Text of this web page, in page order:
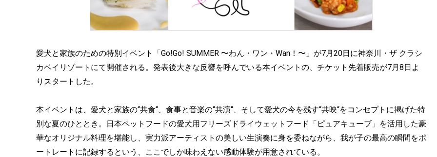
愛犬と家族のための特別イベント「Go!Go! SUMMER 〜わん・ワン・Wan！〜」が7月20日に神奈川・ザ クラシ
カベイリゾートにて開催される。発表後大きな反響を呼んでいる本イベントの、チケット先着販売が7月8日よ
りスタートした。
本イベントは、愛犬と家族の“共食“、食事と音楽の“共演“、そして愛犬の今を残す“共映“をコンセプトに掲げた特
別な夏のひととき。日本ペットフードの愛犬用フリーズドライウェットフード「ピュアキューブ」を活用した豪
華なオリジナル料理を堪能し、実力派アーティストの美しい生演奏に身を委ねながら、我が子の最高の瞬間をポ
ートレートに記録するという、ここでしか味わえない感動体験が用意されている。